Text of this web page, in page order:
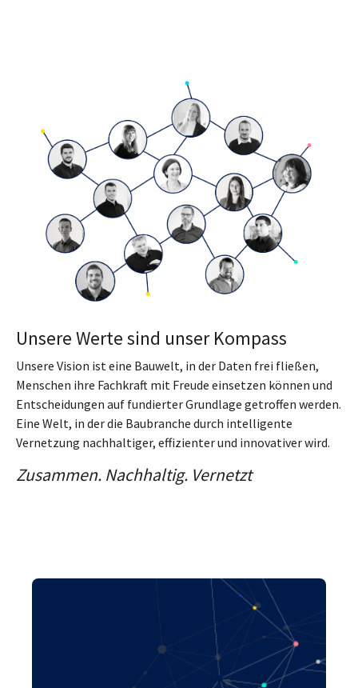
Unsere Werte sind unser Kompass
Unsere Vision ist eine Bauwelt, in der Daten frei fließen,
Menschen ihre Fachkraft mit Freude einsetzen können und
Entscheidungen auf fundierter Grundlage getroffen werden.
Eine Welt, in der die Baubranche durch intelligente
Vernetzung nachhaltiger, effizienter und innovativer wird.
Zusammen. Nachhaltig. Vernetzt